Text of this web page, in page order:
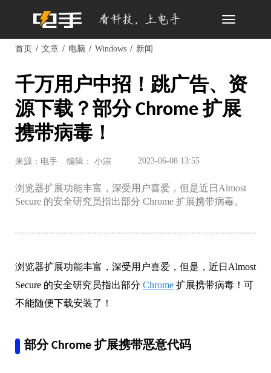
Toggle
首页 文章 电脑 Windows 新闻
千万用户中招！跳广告、资
源下载？部分 Chrome 扩展
携带病毒！
来源：电手 编辑： 小淙 2023-06-08 13:55
浏览器扩展功能丰富，深受用户喜爱，但是近日Almost
Secure 的安全研究员指出部分 Chrome 扩展携带病毒。
浏览器扩展功能丰富，深受用户喜爱，但是，近日Almost
Secure 的安全研究员指出部分 Chrome 扩展携带病毒！可
不能随便下载安装了！
部分 Chrome 扩展携带恶意代码